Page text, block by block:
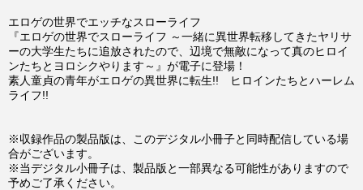
エロゲの世界でエッチなスローライフ
『エロゲの世界でスローライフ ～一緒に異世界転移してきたヤリサ
ーの大学生たちに追放されたので、辺境で無敵になって真のヒロイ
ンたちとヨロシクやります～』が電子に登場！
素人童貞の青年がエロゲの異世界に転生!! ヒロインたちとハーレム
ライフ!!
※収録作品の製品版は、このデジタル小冊子と同時配信している場
合がございます。
※当デジタル小冊子は、製品版と一部異なる可能性がありますので
予めご了承ください。